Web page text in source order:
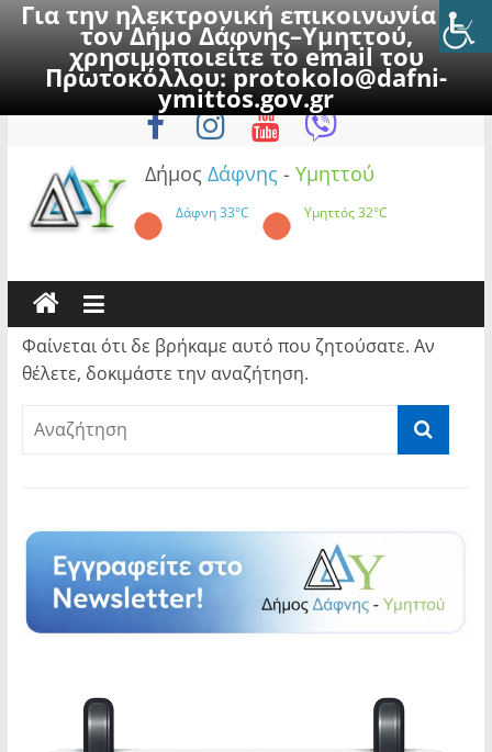
Για την ηλεκτρονική επικοινωνία με
τον Δήμο Δάφνης–Υμηττού,
χρησιμοποιείτε το email του
Πρωτοκόλλου:protokolo@dafni-
ymittos.gov.gr
to
Κυριακή, 9 Αυγούστου 2026
Δήμος Δάφνης - Υμηττού
Δάφνη33°C Υμηττός32°C
Φαίνεται ότι δε βρήκαμε αυτό που ζητούσατε. Αν
θέλετε, δοκιμάστε την αναζήτηση.